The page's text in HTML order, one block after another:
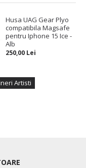
Husa UAG Gear Plyo
compatibila Magsafe
pentru Iphone 15 Ice -
Alb
250,00 Lei
Artisti